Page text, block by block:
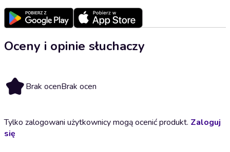
Oceny i opinie słuchaczy
Brak ocenBrak ocen
Tylko zalogowani użytkownicy mogą ocenić produkt. Zaloguj
się